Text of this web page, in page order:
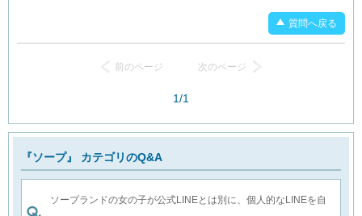
質問へ戻る
前のページ 次のページ
1/1
『ソープ』 カテゴリのQ&A
ソープランドの女の子が公式LINEとは別に、個人的なLINEを自